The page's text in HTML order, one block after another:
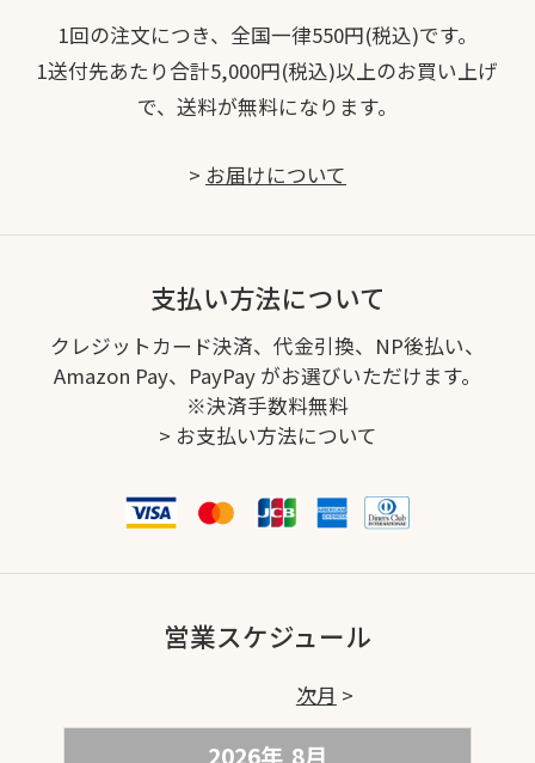
1回の注文につき、全国一律550円(税込)です。
1送付先あたり合計5,000円(税込)以上のお買い上げ
で、送料が無料になります。
> お届けについて
支払い方法について
クレジットカード決済、代金引換、NP後払い、
Amazon Pay、PayPay がお選びいただけます。
※決済手数料無料
> お支払い方法について
営業スケジュール
2026年 8月
次月